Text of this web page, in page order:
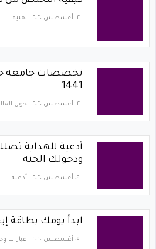
١٢ أغسطس ٢٠٢٠ تقنية
تخصصات جامعة
1441
١٢ أغسطس ٢٠٢٠ حول
أدعية للهداية
ودخولك الجنة
٠٩ أغسطس ٢٠٢٠ أدعية
ابدأ يومك بطاقة
٠٩ أغسطس ٢٠٢٠ عبارات